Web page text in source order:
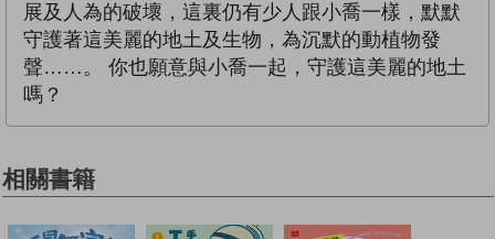
展及人為的破壞，這裏仍有少人跟小喬一樣，默默
守護著這美麗的地土及生物，為沉默的動植物發
聲……。 你也願意與小喬一起，守護這美麗的地土
嗎？
相關書籍